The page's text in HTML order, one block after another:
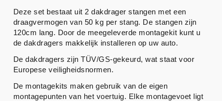
Deze set bestaat uit 2 dakdrager stangen met een
draagvermogen van 50 kg per stang. De stangen zijn
120cm lang. Door de meegeleverde montagekit kunt u
de dakdragers makkelijk installeren op uw auto.
De dakdragers zijn TÜV/GS-gekeurd, wat staat voor
Europese veiligheidsnormen.
De montagekits maken gebruik van de eigen
montagepunten van het voertuig. Elke montagevoet ligt